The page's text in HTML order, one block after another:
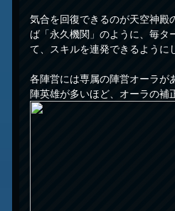
気合を回復できるのが天空神殿
ば「永久機関」のように、毎タ
て、スキルを連発できるように
各陣営には専属の陣営オーラが
陣英雄が多いほど、オーラの補